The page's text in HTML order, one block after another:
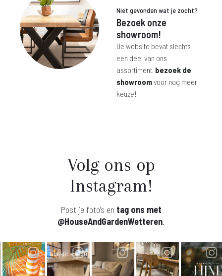
Niet gevonden wat je zocht?
Bezoek onze
showroom!
De website bevat slechts
een deel van ons
assortiment, bezoek de
showroomvoor nog meer
keuze!
Volg ons op
Instagram!
Post je foto's en tag ons met
@HouseAndGardenWetteren.